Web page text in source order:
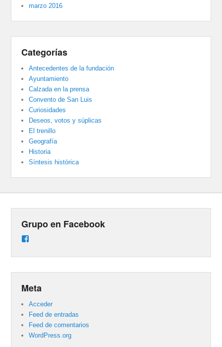
marzo 2016
Categorías
Antecedentes de la fundación
Ayuntamiento
Calzada en la prensa
Convento de San Luis
Curiosidades
Deseos, votos y súplicas
El trenillo
Geografía
Historia
Síntesis histórica
Grupo en Facebook
en
Meta
Acceder
Feed de entradas
Feed de comentarios
WordPress.org